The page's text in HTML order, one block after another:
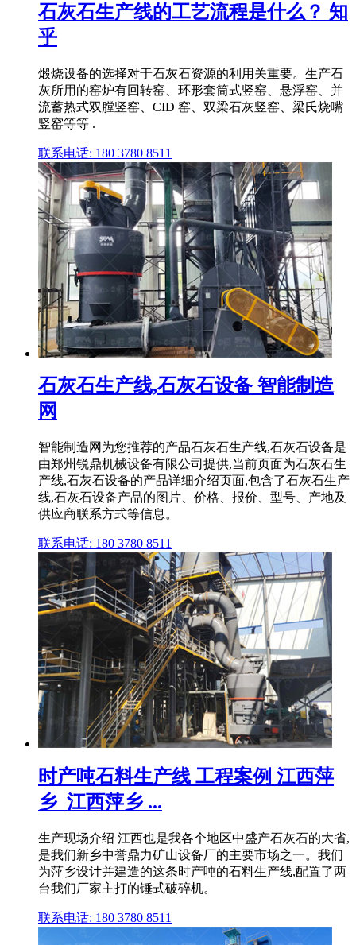
石灰石生产线的工艺流程是什么？ 知
乎
煅烧设备的选择对于石灰石资源的利用关重要。生产石
灰所用的窑炉有回转窑、环形套筒式竖窑、悬浮窑、并
流蓄热式双膛竖窑、CID 窑、双梁石灰竖窑、梁氏烧嘴
竖窑等等 .
联系电话: 180 3780 8511
石灰石生产线,石灰石设备 智能制造
网
智能制造网为您推荐的产品石灰石生产线,石灰石设备是
由郑州锐鼎机械设备有限公司提供,当前页面为石灰石生
产线,石灰石设备的产品详细介绍页面,包含了石灰石生产
线,石灰石设备产品的图片、价格、报价、型号、产地及
供应商联系方式等信息。
联系电话: 180 3780 8511
时产吨石料生产线 工程案例 江西萍
乡_江西萍乡 ...
生产现场介绍 江西也是我各个地区中盛产石灰石的大省,
是我们新乡中誉鼎力矿山设备厂的主要市场之一。我们
为萍乡设计并建造的这条时产吨的石料生产线,配置了两
台我们厂家主打的锤式破碎机。
联系电话: 180 3780 8511